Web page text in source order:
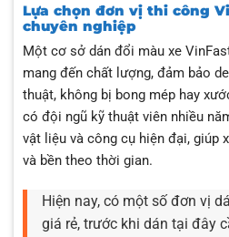
Lựa chọn đơn vị thi công
chuyên nghiệp
Một cơ sở dán đổi màu xe
mang đến chất lượng, đảm bảo
thuật, không bị bong mép hay
có đội ngũ kỹ thuật viên nhiều
vật liệu và công cụ hiện đại, giúp
và bền theo thời gian.
Hiện nay, có một số đơn vị
giá rẻ, trước khi dán tại đây